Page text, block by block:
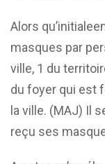
Alors
masques par
ville, 1 du
du foyer qui est
la ville. (MAJ) Il
reçu ses